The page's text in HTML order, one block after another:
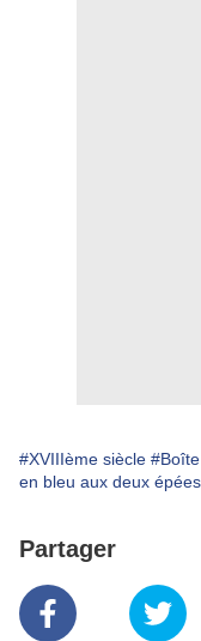
#XVIIIème siècle
en bleu aux deux
Partager